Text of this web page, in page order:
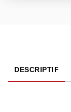
DESCRIPTIF